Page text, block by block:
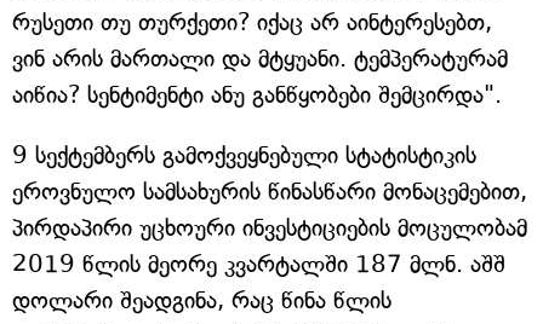
რუსეთი თუ თურქეთი? იქაც არ აინტერესებთ,
ვინ არის მართალი და მტყუანი. ტემპერატურამ
აიწია? სენტიმენტი ანუ განწყობები შემცირდა".
9 სექტემბერს გამოქვეყნებული სტატისტიკის
ეროვნულო სამსახურის წინასწარი მონაცემებით,
პირდაპირი უცხოური ინვესტიციების მოცულობამ
2019 წლის მეორე კვარტალში 187 მლნ. აშშ
დოლარი შეადგინა, რაც წინა წლის